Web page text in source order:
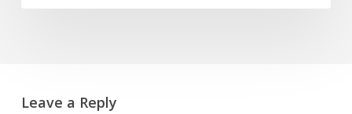
Leave a Reply